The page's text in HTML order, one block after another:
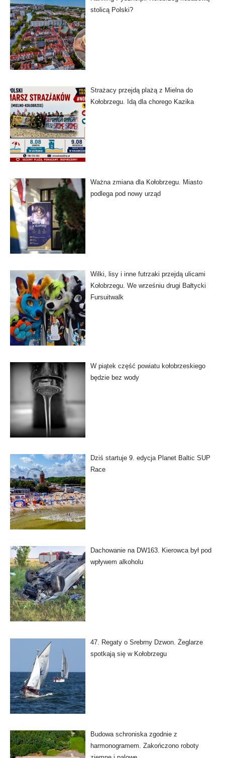
stolicą Polski?
Strażacy przejdą plażą z Mielna do
Kołobrzegu. Idą dla chorego Kazika
Ważna zmiana dla Kołobrzegu. Miasto
podlega pod nowy urząd
Wilki, lisy i inne futrzaki przejdą ulicami
Kołobrzegu. We wrześniu drugi Bałtycki
Fursuitwalk
W piątek część powiatu kołobrzeskiego
będzie bez wody
Dziś startuje 9. edycja Planet Baltic SUP
Race
Dachowanie na DW163. Kierowca był pod
wpływem alkoholu
47. Regaty o Srebrny Dzwon. Żeglarze
spotkają się w Kołobrzegu
Budowa schroniska zgodnie z
harmonogramem. Zakończono roboty